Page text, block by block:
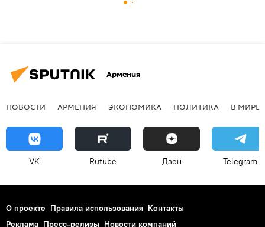
Армения
НОВОСТИ АРМЕНИЯ ЭКОНОМИКА ПОЛИТИКА В МИРЕ
VK Rutube Дзен Telegram
О проекте Правила использования Контакты
Реклама Пресс-релизы Новости компаний